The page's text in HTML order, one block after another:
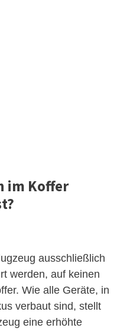
im Koffer
ausschließlich
werden, auf keinen
Wie alle Geräte, in
verbaut sind, stellt
eine erhöhte